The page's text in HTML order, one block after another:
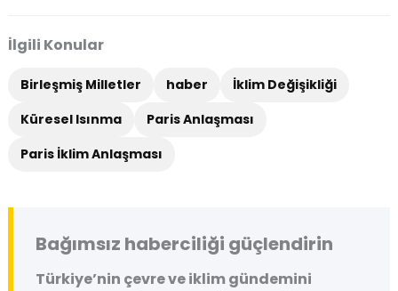
İlgili Konular
Birleşmiş Milletler haber
İklim Değişikliği
Küresel Isınma
Paris Anlaşması
Paris İklim Anlaşması
Bağımsız haberciliği güçlendirin
Türkiye’nin çevre ve iklim gündemini